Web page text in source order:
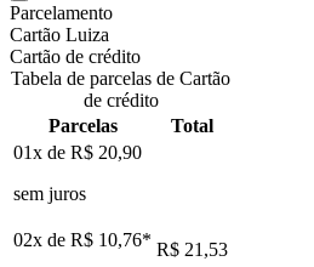
Parcelamento
Cartão Luiza
Cartão de crédito
Tabela de parcelas de Cartão
de crédito
Parcelas
Total
01x de R$ 20,90
sem juros
02x de R$ 10,76* R$ 21,53